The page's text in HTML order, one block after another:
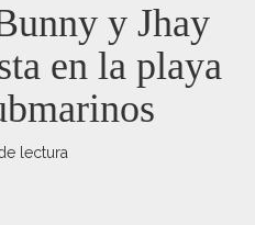
y Jhay
en la playa
lectura